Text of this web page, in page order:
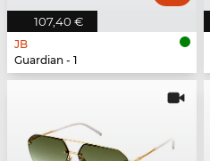
107,40 €
JB
Guardian - 1